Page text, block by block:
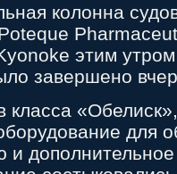
колонна
этим утром
завершено
для
и